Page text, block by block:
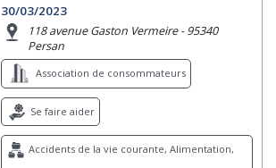
30/03/2023
118 avenue Gaston Vermeire - 95340
Persan
Association de consommateurs
Se faire aider
Accidents de la vie courante, Alimentation,